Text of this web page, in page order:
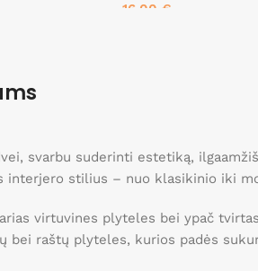
16.00 €
svarbu suderinti estetiką,
stilius – nuo klasikinio iki
virtuvines plyteles bei ypač
raštų plyteles, kurios padės